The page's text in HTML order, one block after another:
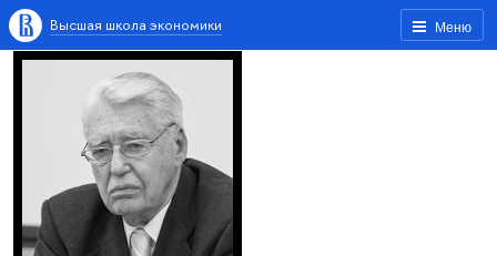
Меню
Высшая школа экономики